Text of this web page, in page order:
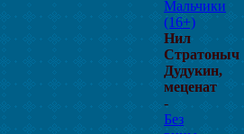
Мальчики
(16+)
Нил
Стратоныч
Дудукин,
меценат
-
Без